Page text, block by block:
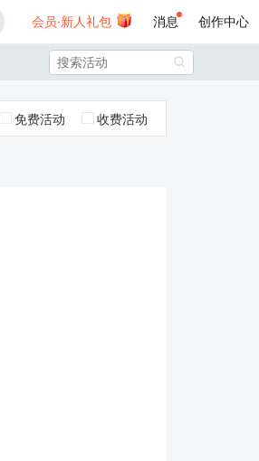
会员·新人礼包 消息 创作中心

免费活动 收费活动